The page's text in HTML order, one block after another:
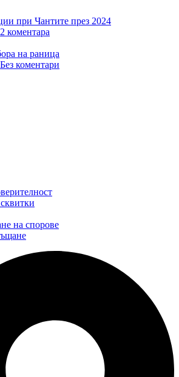
при Чантите през 2024
2 коментара
на раница
Без коментари
на спорове